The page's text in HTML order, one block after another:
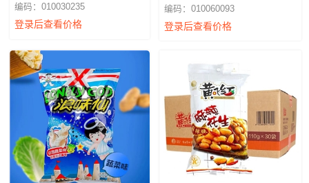
编码：010030235
登录后查看价格
编码：010060093
登录后查看价格